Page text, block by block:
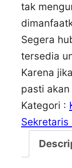
tak
Segera
tersedia
Karena
pasti
Kategori :
Sekretaris